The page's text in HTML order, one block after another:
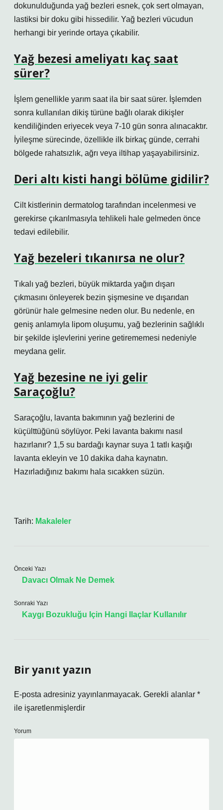
dokunulduğunda yağ bezleri esnek, çok sert olmayan,
lastiksi bir doku gibi hissedilir. Yağ bezleri vücudun
herhangi bir yerinde ortaya çıkabilir.
Yağ bezesi ameliyatı kaç saat
sürer?
İşlem genellikle yarım saat ila bir saat sürer. İşlemden
sonra kullanılan dikiş türüne bağlı olarak dikişler
kendiliğinden eriyecek veya 7-10 gün sonra alınacaktır.
İyileşme sürecinde, özellikle ilk birkaç günde, cerrahi
bölgede rahatsızlık, ağrı veya iltihap yaşayabilirsiniz.
Deri altı kisti hangi bölüme gidilir?
Cilt kistlerinin dermatolog tarafından incelenmesi ve
gerekirse çıkarılmasıyla tehlikeli hale gelmeden önce
tedavi edilebilir.
Yağ bezeleri tıkanırsa ne olur?
Tıkalı yağ bezleri, büyük miktarda yağın dışarı
çıkmasını önleyerek bezin şişmesine ve dışarıdan
görünür hale gelmesine neden olur. Bu nedenle, en
geniş anlamıyla lipom oluşumu, yağ bezlerinin sağlıklı
bir şekilde işlevlerini yerine getirememesi nedeniyle
meydana gelir.
Yağ bezesine ne iyi gelir
Saraçoğlu?
Saraçoğlu, lavanta bakımının yağ bezlerini de
küçülttüğünü söylüyor. Peki lavanta bakımı nasıl
hazırlanır? 1,5 su bardağı kaynar suya 1 tatlı kaşığı
lavanta ekleyin ve 10 dakika daha kaynatın.
Hazırladığınız bakımı hala sıcakken süzün.
Tarih: Makaleler
Önceki Yazı
Davacı Olmak Ne Demek
Sonraki Yazı
Kaygı Bozukluğu Için Hangi Ilaçlar Kullanılır
Bir yanıt yazın
E-posta adresiniz yayınlanmayacak. Gerekli alanlar *
ile işaretlenmişlerdir
Yorum